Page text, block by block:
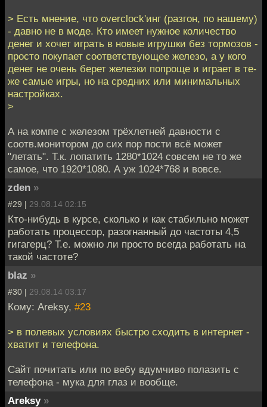
> Есть мнение, что overclock'инг (разгон, по нашему)
- давно не в моде. Кто имеет нужное количество
денег и хочет играть в новые игрушки без тормозов -
просто покупает соответствующее железо, а у кого
денег не очень берет железки попроще и играет в те-
же самые игры, но на средних или минимальных
настройках.
>
А на компе с железом трёхлетней давности с
соотв.монитором до сих пор пости всё может
"летать". Т.к. лопатить 1280*1024 совсем не то же
самое, что 1920*1080. А уж 1024*768 и вовсе.
zden »
#29 | 29.08.14 02:15
Кто-нибудь в курсе, сколько и как стабильно может
работать процессор, разогнанный до частоты 4,5
гигагерц? Т.е. можно ли просто всегда работать на
такой частоте?
blaz »
#30 | 29.08.14 03:17
Кому: Areksy, #23
> в полевых условиях быстро сходить в интернет -
хватит и телефона.
Сайт почитать или по вебу вдумчиво полазить с
телефона - мука для глаз и вообще.
Areksy »